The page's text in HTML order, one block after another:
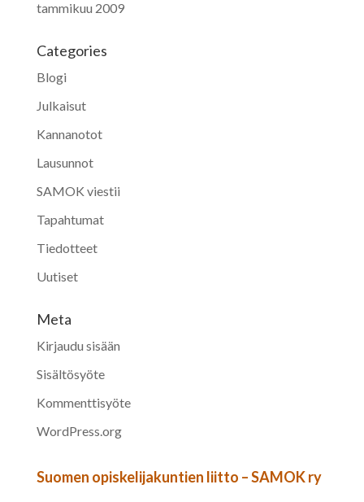
tammikuu 2009
Categories
Blogi
Julkaisut
Kannanotot
Lausunnot
SAMOK viestii
Tapahtumat
Tiedotteet
Uutiset
Meta
Kirjaudu sisään
Sisältösyöte
Kommenttisyöte
WordPress.org
Suomen opiskelijakuntien liitto – SAMOK ry